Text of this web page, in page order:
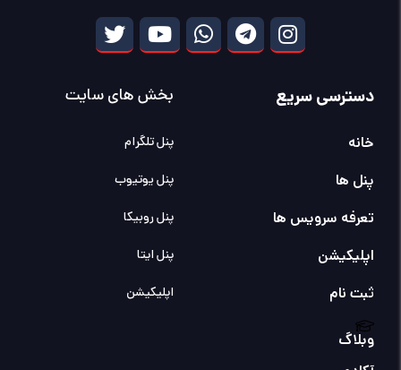
دسترسی سریع
خانه
پنل ها
تعرفه سرویس ها
اپلیکیشن
ثبت نام
وبلاگ
بخش های سایت
پنل تلگرام
پنل یوتیوب
پنل روبیکا
پنل ایتا
اپلیکیشن